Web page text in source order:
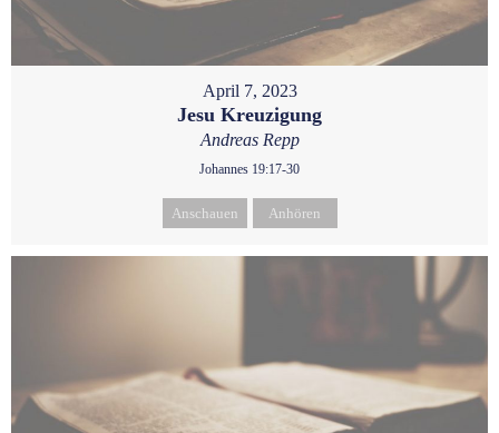
April 7, 2023
Jesu Kreuzigung
Andreas Repp
Johannes 19:17-30
Anschauen Anhören